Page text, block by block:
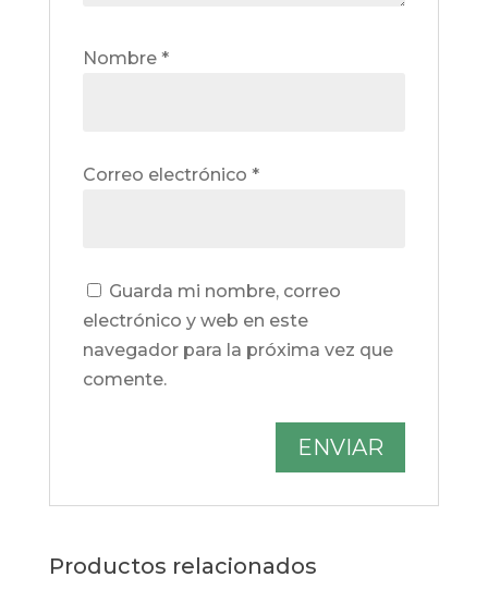
Nombre *
Correo electrónico *
Guarda mi nombre, correo
electrónico y web en este
navegador para la próxima vez que
comente.
Productos relacionados